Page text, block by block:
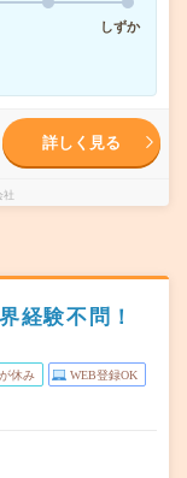
しずか
詳しく見る
経験不問！
休み WEB登録OK